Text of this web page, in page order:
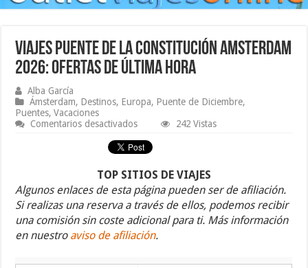
Viajes Puente de la Constitución Amsterdam
2026: Ofertas de última hora
Alba García
Ámsterdam, Destinos, Europa, Puente de Diciembre,
Puentes,Vacaciones
Comentarios desactivadosen
Puente
de
Constitución
Amsterdam
2026:
Ofertas
de
última
242 Vistas
TOP SITIOS DE VIAJES
Algunos enlaces de esta página pueden ser de afiliación.
Si realizas una reserva a través de ellos, podemos recibir
una comisión sin coste adicional para ti. Más información
en nuestro aviso de afiliación.